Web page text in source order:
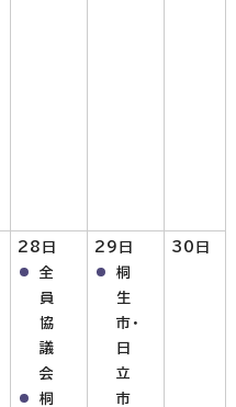
28日
全
員
協
議
会
桐
29日
桐
生
市・
日
立
市
30日